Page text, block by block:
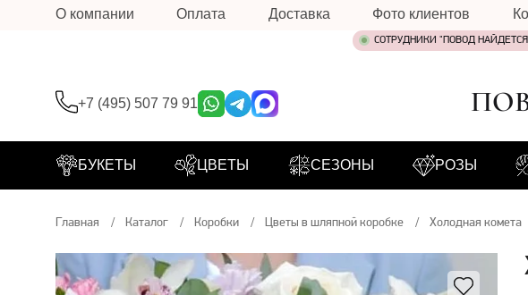
О компании Оплата Доставка Фото клиентов
СОТРУДНИКИ "ПОВОД
+7 (495) 507 79 91
БУКЕТЫ ЦВЕТЫ СЕЗОНЫ РОЗЫ
Главная Каталог Коробки Цветы в шляпной коробке Холодная комета